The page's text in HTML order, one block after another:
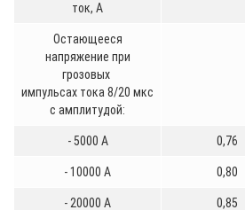
ток, А
Остающееся
напряжение при
грозовых
импульсах тока 8/20 мкс
с амплитудой:
- 5000 А 0,76
- 10000 А 0,80
- 20000 А 0,85